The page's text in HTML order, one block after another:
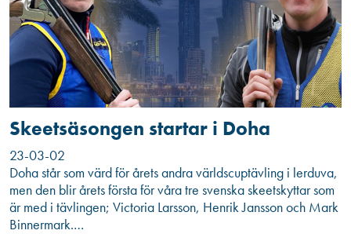
Skeetsäsongen startar i Doha
23-03-02
Doha står som värd för årets andra världscuptävling i lerduva,
men den blir årets första för våra tre svenska skeetskyttar som
är med i tävlingen; Victoria Larsson, Henrik Jansson och Mark
Binnermark.…